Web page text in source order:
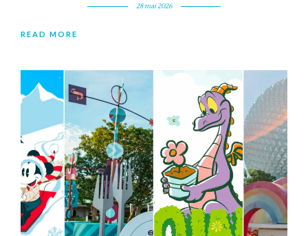
28 mai 2026
READ MORE